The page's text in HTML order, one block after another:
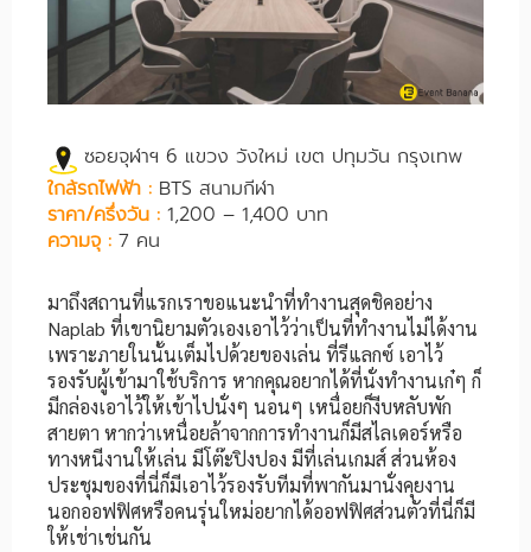
ซอยจุฬาฯ 6 แขวง วังใหม่ เขต ปทุมวัน กรุงเทพ
ใกล้รถไฟฟ้า : BTS สนามกีฬา
ราคา/ครึ่งวัน : 1,200 – 1,400 บาท
ความจุ : 7 คน
มาถึงสถานที่แรกเราขอแนะนำที่ทำงานสุดชิคอย่าง
Naplab ที่เขานิยามตัวเองเอาไว้ว่าเป็นที่ทำงานไม่ได้งาน
เพราะภายในนั้นเต็มไปด้วยของเล่น ที่รีแลกซ์ เอาไว้
รองรับผู้เข้ามาใช้บริการ หากคุณอยากได้ที่นั่งทำงานเก๋ๆ ก็
มีกล่องเอาไว้ให้เข้าไปนั่งๆ นอนๆ เหนื่อยก็งีบหลับพัก
สายตา หากว่าเหนื่อยล้าจากการทำงานก็มีสไลเดอร์หรือ
ทางหนีงานให้เล่น มีโต๊ะปิงปอง มีที่เล่นเกมส์ ส่วนห้อง
ประชุมของที่นี่ก็มีเอาไว้รองรับทีมที่พากันมานั่งคุยงาน
นอกออฟฟิศหรือคนรุ่นใหม่อยากได้ออฟฟิศส่วนตัวที่นี่ก็มี
ให้เช่าเช่นกัน